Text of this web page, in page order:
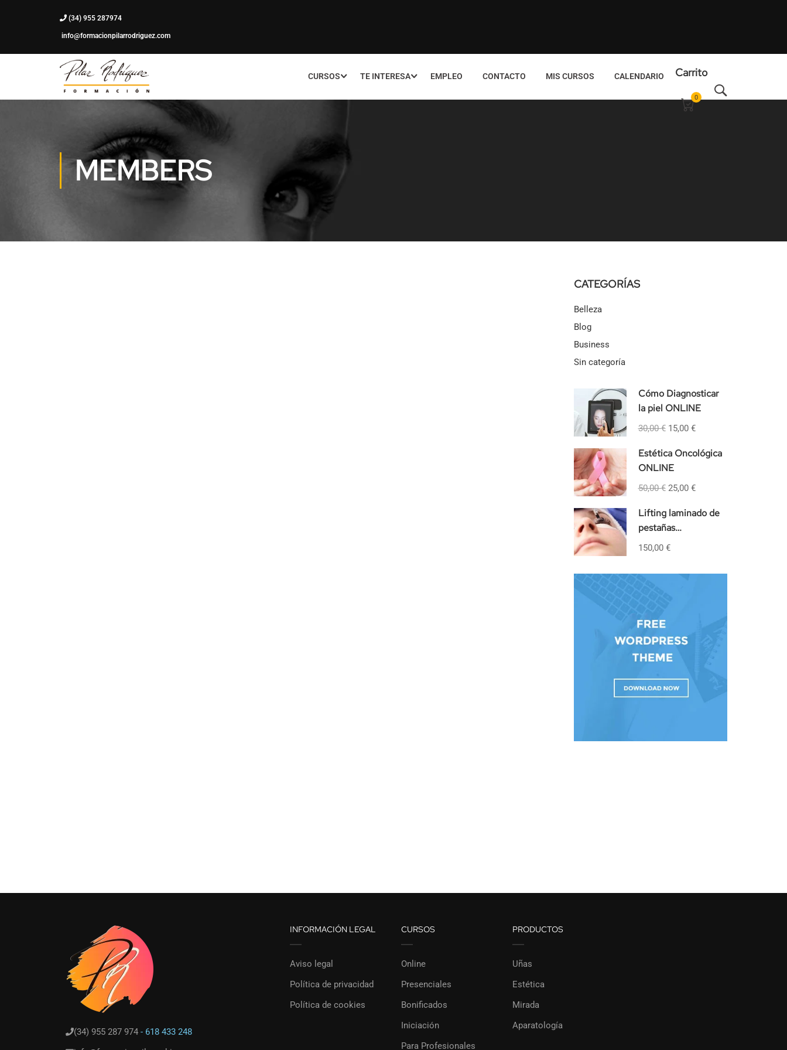
(34) 955 287974
info@formacionpilarrodriguez.com
CURSOS TE INTERESA EMPLEO CONTACTO MIS CURSOS CALENDARIO Carrito
0
MEMBERS
CATEGORÍAS
Belleza
Blog
Business
Sin categoría
Cómo Diagnosticar
la piel ONLINE
30,00 € 15,00 €
Estética Oncológica
ONLINE
50,00 € 25,00 €
Lifting laminado de
pestañas
PRESENCIAL
150,00 €
(34) 955 287 974 - 618 433 248
INFORMACIÓN LEGAL
Aviso legal
Política de privacidad
Política de cookies
CURSOS
Online
Presenciales
Bonificados
Iniciación
Para Profesionales
PRODUCTOS
Uñas
Estética
Mirada
Aparatología